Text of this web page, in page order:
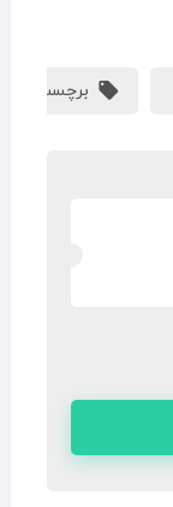
برچسب: